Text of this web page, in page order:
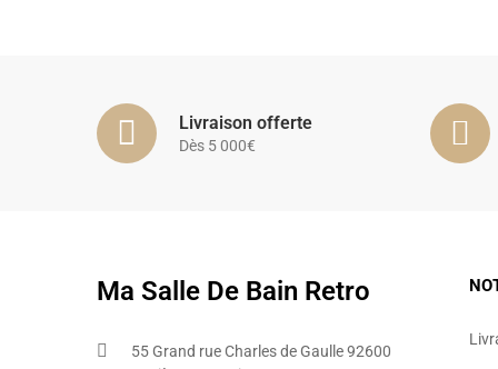
Livraison offerte
Dès 5 000€
Ma Salle De Bain Retro
55 Grand rue Charles de Gaulle 92600